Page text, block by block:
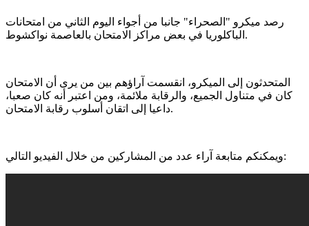
رصد ميكرو "الصحراء" جانبا من أجواء اليوم الثاني من امتحانات
الباكلوريا في بعض مراكز الامتحان بالعاصمة نواكشوط.
المتحدثون إلى الميكرو، انقسمت آراؤهم بين من يرى أن الامتحان
كان في متناول الجميع، والرقابة ملائمة، ومن اعتبر أنه كان صعبا،
داعيا إلى اتقان أسلوب رقابة الامتحان.
ويمكنكم متابعة آراء عدد من المشاركين من خلال الفيديو التالي: